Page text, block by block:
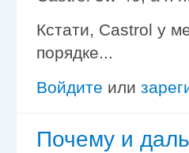
Кстати, Castrol у
порядке...
Войдите или
Почему и